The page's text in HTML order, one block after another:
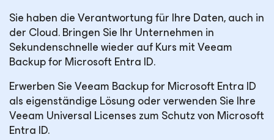
Sie haben die Verantwortung für Ihre Daten, auch in
der Cloud. Bringen Sie Ihr Unternehmen in
Sekundenschnelle wieder auf Kurs mit Veeam
Backupfor Microsoft Entra ID.
Erwerben Sie Veeam Backupfor Microsoft Entra ID
als eigenständige Lösung oder verwenden Sie Ihre
Veeam Universal Licenses zum Schutz von Microsoft
Entra ID.